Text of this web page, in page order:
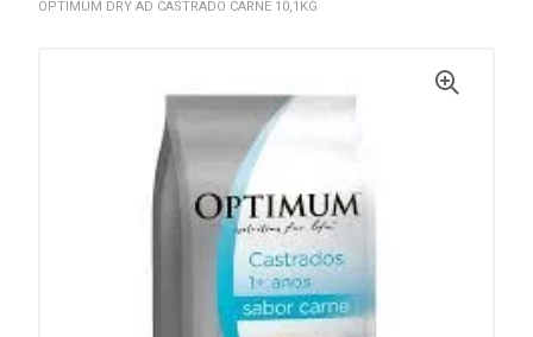
OPTIMUM DRY AD CASTRADO CARNE 10,1KG